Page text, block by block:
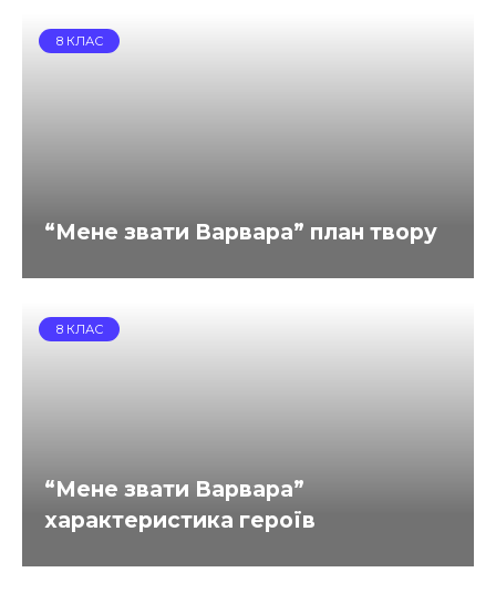
8 КЛАС
“Мене звати Варвара” план твору
8 КЛАС
“Мене звати Варвара”
характеристика героїв